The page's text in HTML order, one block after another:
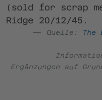
(sold for scrap
Ridge 20/12/45.
Quelle:
The
Ergänzungen auf